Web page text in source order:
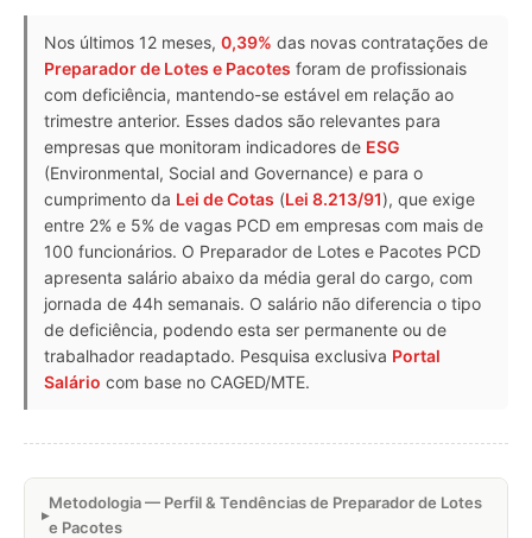
Nos últimos 12 meses, 0,39% das novas contratações de
Preparador de Lotes e Pacotes foram de profissionais
com deficiência, mantendo-se estável em relação ao
trimestre anterior. Esses dados são relevantes para
empresas que monitoram indicadores de ESG
(Environmental, Social and Governance) e para o
cumprimento da Lei de Cotas (Lei 8.213/91), que exige
entre 2% e 5% de vagas PCD em empresas com mais de
100 funcionários. O Preparador de Lotes e Pacotes PCD
apresenta salário abaixo da média geral do cargo, com
jornada de 44h semanais. O salário não diferencia o tipo
de deficiência, podendo esta ser permanente ou de
trabalhador readaptado. Pesquisa exclusiva Portal
Salário com base no CAGED/MTE.
Metodologia — Perfil & Tendências de Preparador de Lotes
e Pacotes